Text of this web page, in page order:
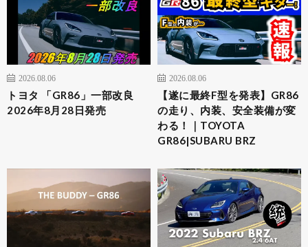
2026.08.06
トヨタ 「GR86」一部改良
2026年8月28日発売
2026.08.06
【遂に最終F型を発表】GR86
の走り、内装、安全装備が変
わる！｜TOYOTA
GR86|SUBARU BRZ